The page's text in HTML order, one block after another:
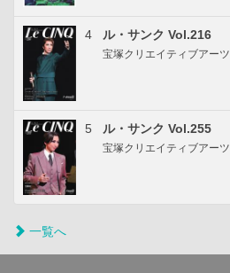
4 ル・サンク Vol.216
宝塚クリエイティブアーツ
5 ル・サンク Vol.255
宝塚クリエイティブアーツ
一覧へ